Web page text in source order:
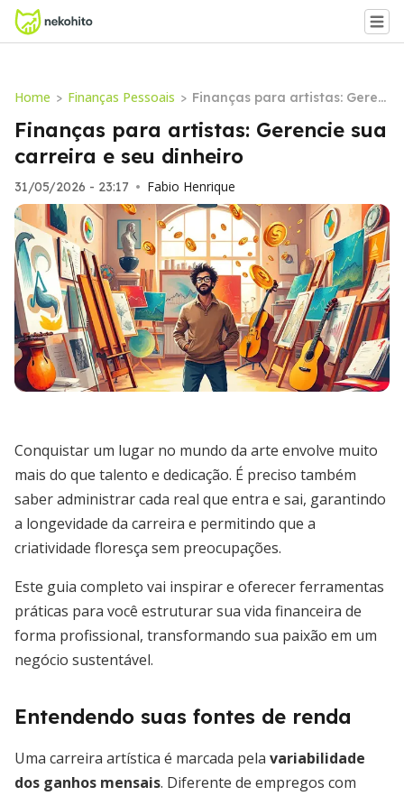
Home > Finanças Pessoais > Finanças para artistas: Geren
cie sua carreira e seu dinheir
o
Finanças para artistas: Gerencie sua
carreira e seu dinheiro
31/05/2026 - 23:17 • Fabio Henrique
Conquistar um lugar no mundo da arte envolve muito
mais do que talento e dedicação. É preciso também
saber administrar cada real que entra e sai, garantindo
a longevidade da carreira e permitindo que a
criatividade floresça sem preocupações.
Este guia completo vai inspirar e oferecer ferramentas
práticas para você estruturar sua vida financeira de
forma profissional, transformando sua paixão em um
negócio sustentável.
Entendendo suas fontes de renda
Uma carreira artística é marcada pela variabilidade
dos ganhos mensais. Diferente de empregos com